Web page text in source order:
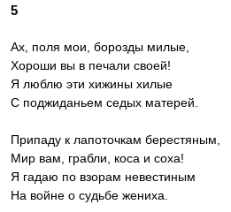
5
Ах, поля мои, борозды милые,
Хороши вы в печали своей!
Я люблю эти хижины хилые
С поджиданьем седых матерей.
Припаду к лапоточкам берестяным,
Мир вам, грабли, коса и соха!
Я гадаю по взорам невестиным
На войне о судьбе жениха.